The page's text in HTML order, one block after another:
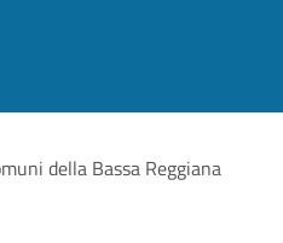
della Bassa Reggiana